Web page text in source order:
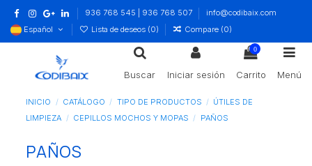
936 768 545 | 936 768 507
info@codibaix.com
Español
Lista de deseos (0) Compare (0)
Buscar Iniciar sesión
0
Carrito Menú
INICIO CATÁLOGO TIPO DE PRODUCTOS
ÚTILES DE
LIMPIEZA
CEPILLOS MOCHOS Y MOPAS PAÑOS
PAÑOS